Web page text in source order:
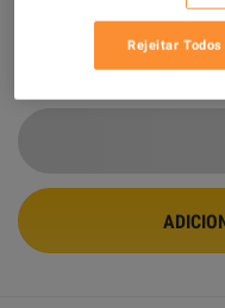
Rejeitar Todos